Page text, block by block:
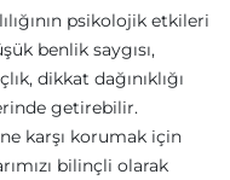
psikolojik etkileri
benlik saygısı,
dikkat dağınıklığı
getirebilir.
karşı korumak için
bilinçli olarak